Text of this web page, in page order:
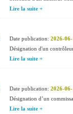
Lire la suite +
Date publication: 2026-
Désignation d'un
Lire la suite +
Date publication: 2026-
Désignation d’un
Lire la suite +